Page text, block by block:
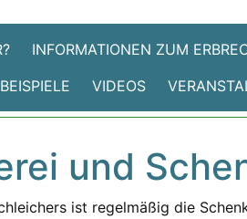
INFORMATIONEN ZUM
VIDEOS
und
ist regelmäßig die